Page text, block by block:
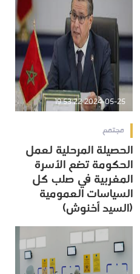
2024-05-25 19:53:22
مجتمع
الحصيلة المرحلية لعمل
الحكومة تضع الأسرة
المغربية في صلب كل
السياسات العمومية
(السيد أخنوش)